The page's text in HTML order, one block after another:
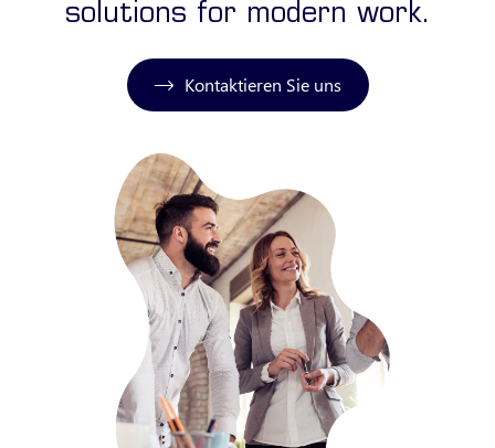
solutions for modern work.
Kontaktieren Sie uns